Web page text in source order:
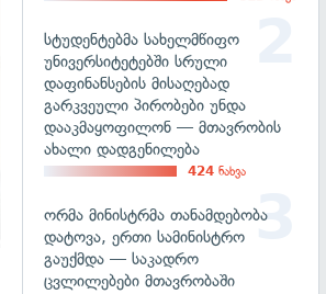
სტუდენტებმა სახელმწიფო
უნივერსიტეტებში სრული
დაფინანსების მისაღებად
გარკვეული პირობები უნდა
დააკმაყოფილონ — მთავრობის
ახალი დადგენილება
424 ნახვა
ორმა მინისტრმა თანამდებობა
დატოვა, ერთი სამინისტრო
გაუქმდა — საკადრო
ცვლილებები მთავრობაში